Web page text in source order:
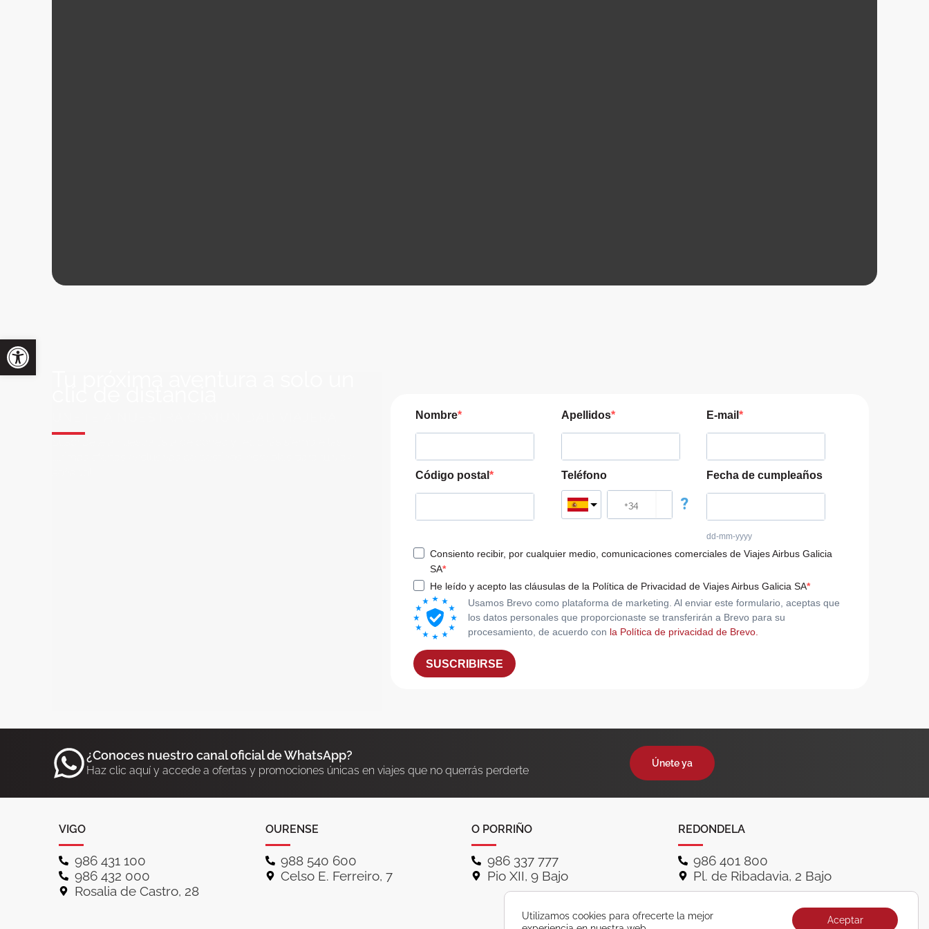
Nombre Apellidos E-mail
Código postal Teléfono
?
Fecha de cumpleaños
dd-mm-yyyy
Consiento recibir, por cualquier medio, comunicaciones comerciales de Viajes Airbus Galicia
SA
He leído y acepto las cláusulas de la Política de Privacidad de Viajes Airbus Galicia SA
Usamos Brevo como plataforma de marketing. Al enviar este formulario, aceptas que
los datos personales que proporcionaste se transferirán a Brevo para su
procesamiento, de acuerdo con la Política de privacidad de Brevo.
SUSCRIBIRSE
¿Conoces nuestro canal oficial de WhatsApp?
Haz clic aquí y accede a ofertas y promociones únicas en viajes que no querrás perderte
Únete ya
VIGO
986 431 100
986 432 000
Rosalia de Castro, 28
OURENSE
988 540 600
Celso E. Ferreiro, 7
O PORRIÑO
986 337 777
Pio XII, 9 Bajo
REDONDELA
986 401 800
Pl. de Ribadavia, 2 Bajo
Utilizamos cookies para ofrecerte la mejor
Aceptar